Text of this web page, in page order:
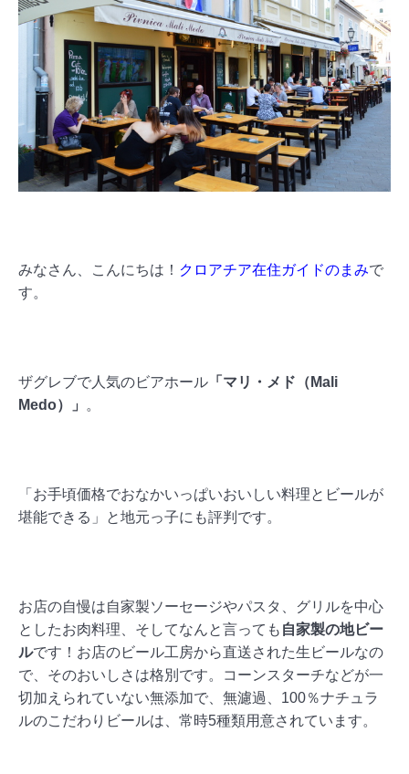
みなさん、こんにちは！ クロアチア在住ガイドのまみで
す。
ザグレブで人気のビアホール 「マリ・メド（Mali
Medo）」
。
「お手頃価格でおなかいっぱいおいしい料理とビールが
堪能できる」と地元っ子にも評判です。
お店の自慢は自家製ソーセージやパスタ、グリルを中心
としたお肉料理、そしてなんと言っても 自家製の地ビー
ルです！お店のビール工房から直送された生ビールなの
で、そのおいしさは格別です。コーンスターチなどが一
切加えられていない無添加で、無濾過、100％ナチュラ
ルのこだわりビールは、常時5種類用意されています。